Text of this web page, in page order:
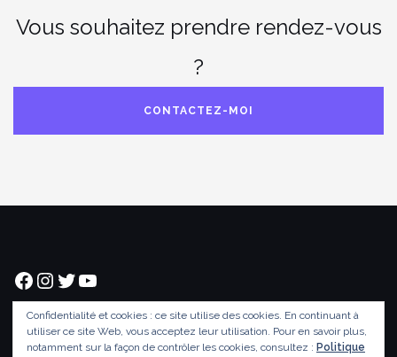
Vous souhaitez prendre rendez-vous
?
CONTACTEZ-MOI
Facebook
Instagram
Twitter
YouTube
© Patrick S. Naggar 2021
Confidentialité et cookies : ce site utilise des cookies. En continuant à
utiliser ce site Web, vous acceptez leur utilisation. Pour en savoir plus,
notamment sur la façon de contrôler les cookies, consultez : Politique